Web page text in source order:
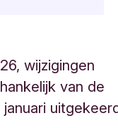
, wijzigingen
van de